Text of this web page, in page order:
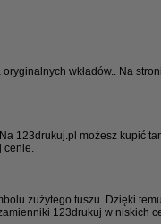
wkładów.. Na
123drukuj.pl możesz kupić
cenie.
zużytego tuszu. Dzięki temu
123drukuj w niskich